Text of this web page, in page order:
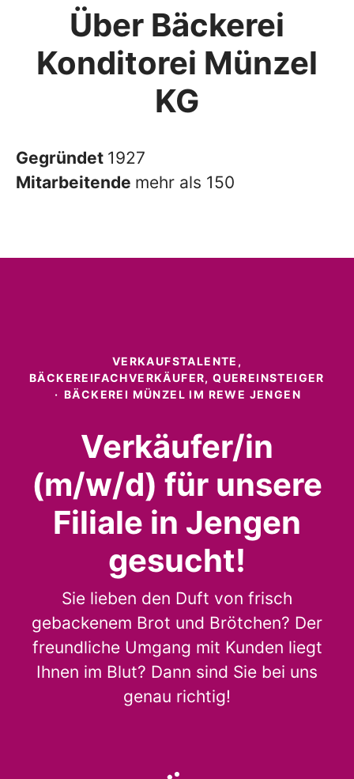
Über Bäckerei
Konditorei Münzel
KG
Gegründet 1927
Mitarbeitende mehr als 150
VERKAUFSTALENTE,
BÄCKEREIFACHVERKÄUFER, QUEREINSTEIGER
· BÄCKEREI MÜNZEL IM REWE JENGEN
Verkäufer/in
(m/w/d) für unsere
Filiale in Jengen
gesucht!
Sie lieben den Duft von frisch
gebackenem Brot und Brötchen? Der
freundliche Umgang mit Kunden liegt
Ihnen im Blut? Dann sind Sie bei uns
genau richtig!